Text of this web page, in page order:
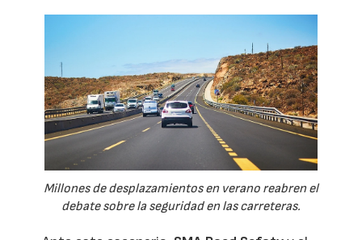
Millones de desplazamientos en verano reabren el
debate sobre la seguridad en las carreteras.